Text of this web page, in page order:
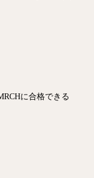
に合格できる